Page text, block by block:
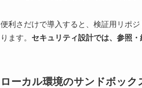
便利さだけで導入すると、検証用リポ
ります。 セキュリティ設計では、参照
ローカル環境のサンドボック